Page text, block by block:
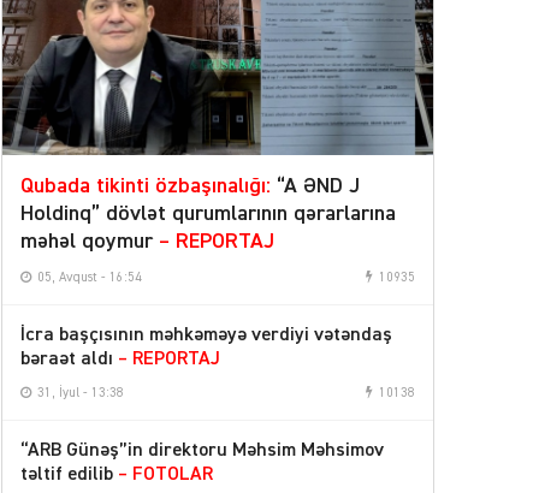
Qubada tikinti özbaşınalığı: “A ƏND J
Holdinq” dövlət qurumlarının qərarlarına
məhəl qoymur – REPORTAJ
05, Avqust - 16:54 10935
İcra başçısının məhkəməyə verdiyi vətəndaş
bəraət aldı – REPORTAJ
31, İyul - 13:38 10138
“ARB Günəş”in direktoru Məhsim Məhsimov
təltif edilib – FOTOLAR